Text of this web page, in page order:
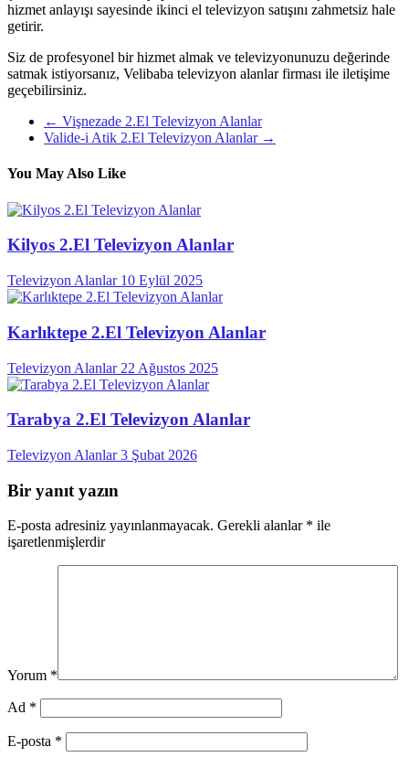
hizmet anlayışı sayesinde ikinci el televizyon satışını zahmetsiz hale
getirir.
Siz de profesyonel bir hizmet almak ve televizyonunuzu değerinde
satmak istiyorsanız, Velibaba televizyon alanlar firması ile iletişime
geçebilirsiniz.
← Vişnezade 2.El Televizyon Alanlar
Valide-i Atik 2.El Televizyon Alanlar →
You May Also Like
Kilyos 2.El Televizyon Alanlar
Televizyon Alanlar 10 Eylül 2025
Karlıktepe 2.El Televizyon Alanlar
Televizyon Alanlar 22 Ağustos 2025
Tarabya 2.El Televizyon Alanlar
Televizyon Alanlar 3 Şubat 2026
Bir yanıt yazın
E-posta adresiniz yayınlanmayacak. Gerekli alanlar * ile
işaretlenmişlerdir
Yorum *
Ad *
E-posta *